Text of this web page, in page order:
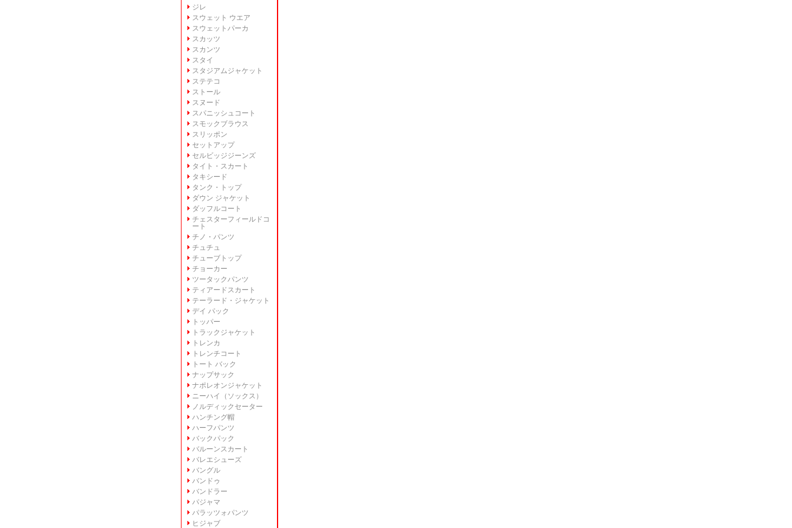
ジレ
スウェット ウエア
スウェットパーカ
スカッツ
スカンツ
スタイ
スタジアムジャケット
ステテコ
ストール
スヌード
スパニッシュコート
スモックブラウス
スリッポン
セットアップ
セルビッジジーンズ
タイト・スカート
タキシード
タンク・トップ
ダウン ジャケット
ダッフルコート
チェスターフィールドコ
ート
チノ・パンツ
チュチュ
チューブトップ
チョーカー
ツータックパンツ
ティアードスカート
テーラード・ジャケット
デイ パック
トッパー
トラックジャケット
トレンカ
トレンチコート
トート バック
ナップサック
ナポレオンジャケット
ニーハイ（ソックス）
ノルディックセーター
ハンチング帽
ハーフパンツ
バックパック
バルーンスカート
バレエシューズ
バングル
バンドゥ
バンドラー
パジャマ
パラッツォパンツ
ヒジャブ